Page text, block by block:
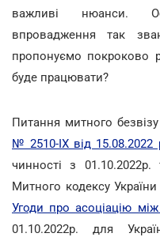
важливі нюанси.
впровадження так
пропонуємо покроково
буде працювати?
Питання митного
№ 2510-IX від 15.08.2022
чинності з
Митного кодексу
Угоди про асоціацію
01.10.2022р. для